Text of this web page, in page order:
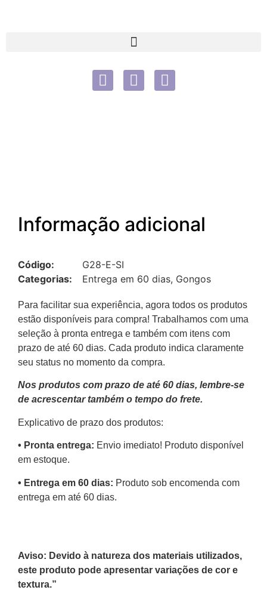
Informação adicional
Código:
G28-E-SI
Categorias:
Entrega em 60 dias, Gongos
Para facilitar sua experiência, agora todos os produtos
estão disponíveis para compra! Trabalhamos com uma
seleção à pronta entrega e também com itens com
prazo de até 60 dias. Cada produto indica claramente
seu status no momento da compra.
Nos produtos com prazo de até 60 dias, lembre-se
de acrescentar também o tempo do frete.
Explicativo de prazo dos produtos:
•⁠ ⁠Pronta entrega: Envio imediato! Produto disponível
em estoque.
•⁠ Entrega em 60 dias: Produto sob encomenda com
entrega em até 60 dias.
Aviso: Devido à natureza dos materiais utilizados,
este produto pode apresentar variações de cor e
textura.”